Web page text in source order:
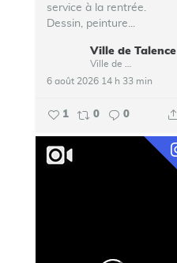
service à la rentrée.
Dessin, peinture...
Ville de Talence
6 août 2026 14 h 33 min
1 0 0